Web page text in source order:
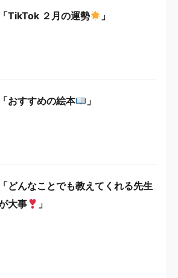
「TikTok ２月の運勢 」
「おすすめの絵本 」
「どんなことでも教えてくれる先生
大事
」